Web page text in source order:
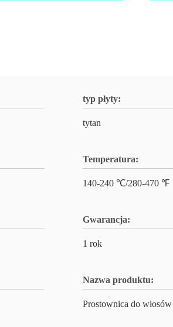
typ płyty:
tytan
Temperatura:
140-240 ℃/280-470 ℉
Gwarancja:
1 rok
Nazwa produktu:
Prostownica do